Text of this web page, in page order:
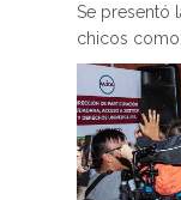
Se presentó
chicos como